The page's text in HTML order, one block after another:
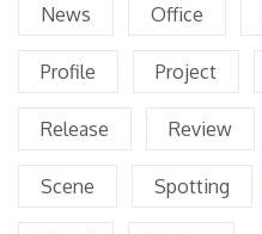
News Office
Profile Project
Release Review
Scene Spotting